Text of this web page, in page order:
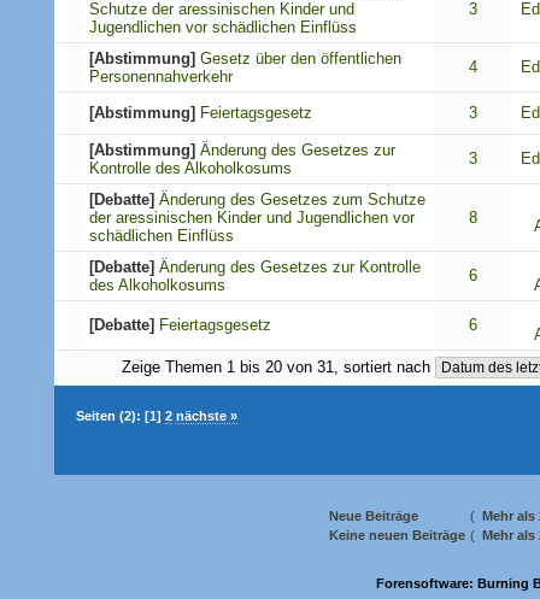
Schutze der aressinischen Kinder und
Jugendlichen vor schädlichen Einflüss
3
[Abstimmung] Gesetz über den öffentlichen
Personennahverkehr
4
[Abstimmung] Feiertagsgesetz 3
[Abstimmung] Änderung des Gesetzes zur
Kontrolle des Alkoholkosums
3
[Debatte] Änderung des Gesetzes zum Schutze
der aressinischen Kinder und Jugendlichen vor
schädlichen Einflüss
8
[Debatte] Änderung des Gesetzes zur Kontrolle
des Alkoholkosums
6
[Debatte] Feiertagsgesetz 6
Zeige Themen 1 bis 20 von 31, sortiert nach
Seiten (2): [1] 2 nächste »
Neue Beiträge ( Mehr als
Keine neuen Beiträge ( Mehr als
Forensoftware: Burning